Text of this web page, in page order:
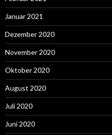
Januar 2021
Dezember 2020
November 2020
Oktober 2020
August 2020
Juli 2020
Juni 2020